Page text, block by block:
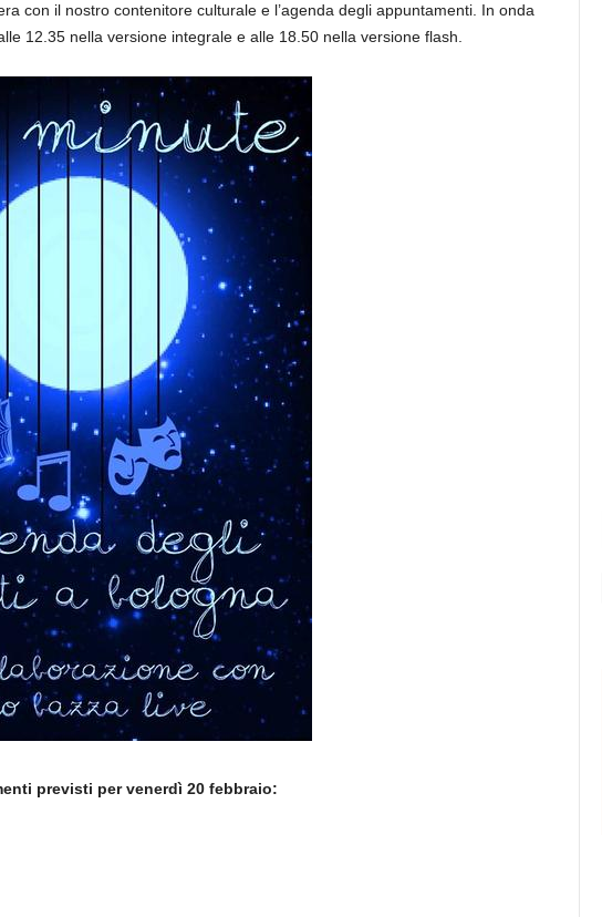
con il nostro contenitore culturale e l’agenda degli appuntamenti. In onda
12.35 nella versione integrale e alle 18.50 nella versione flash.
previsti per venerdì 20 febbraio: